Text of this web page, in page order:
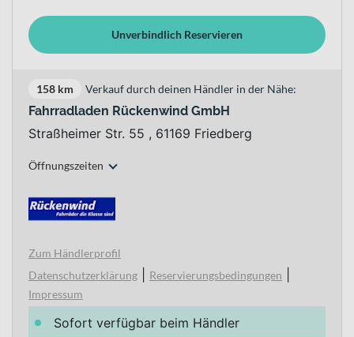
Unverbindlich Reservieren
158 km Verkauf durch deinen Händler in der Nähe:
Fahrradladen Rückenwind GmbH
Straßheimer Str. 55 , 61169 Friedberg
Öffnungszeiten
Zum Händlerprofil
Datenschutzerklärung
Reservierungsbedingungen
Impressum
Sofort verfügbar beim Händler